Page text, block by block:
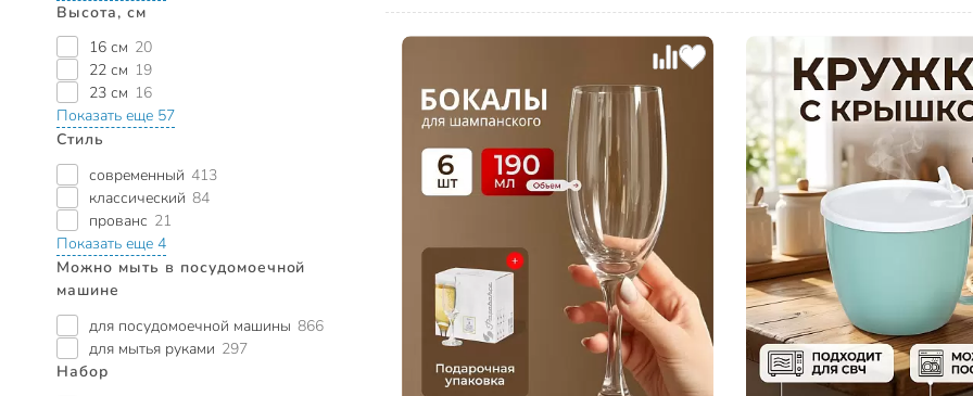
Высота, см
16 см 20
22 см 19
23 см 16
Показать еще 57
Стиль
современный 413
классический 84
прованс 21
Показать еще 4
Можно мыть в посудомоечной
машине
для посудомоечной машины 866
для мытья руками 297
Набор